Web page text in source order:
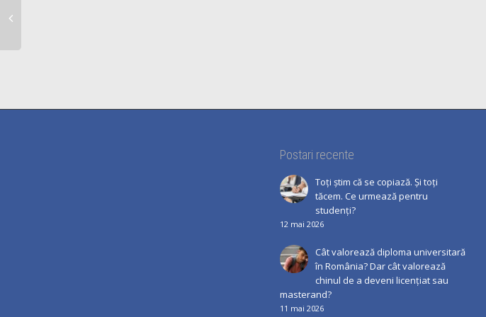
Postari recente
Toți știm că se copiază. Și toți
tăcem. Ce urmează pentru
studenți?
12 mai 2026
Cât valorează diploma universitară
în România? Dar cât valorează
chinul de a deveni licențiat sau
masterand?
11 mai 2026